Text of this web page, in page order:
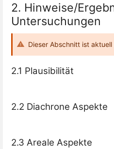
2. Hinweise/
Untersuchungen
Dieser Abschnitt ist
2.1 Plausibilität
2.2 Diachrone Aspekte
2.3 Areale Aspekte